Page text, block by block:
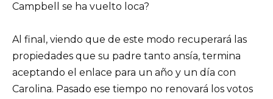
Campbell se ha vuelto loca?
Al final, viendo que de este modo recuperará las
propiedades que su padre tanto ansía, termina
aceptando el enlace para un año y un día con
Carolina. Pasado ese tiempo no renovará los votos